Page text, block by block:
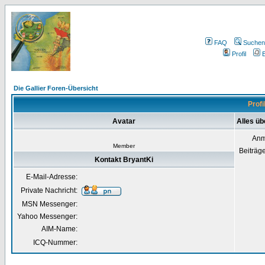
FAQ
Suchen
Profil
Die Gallier Foren-Übersicht
Avatar Alles
Member
Kontakt BryantKi
E-Mail-Adresse:
Private Nachricht:
MSN Messenger:
Yahoo Messenger:
AIM-Name:
ICQ-Nummer: